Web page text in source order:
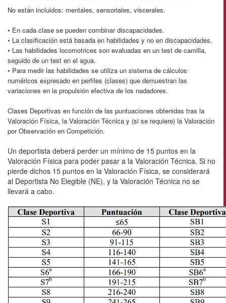
No están incluidos: mentales, sensoriales, viscerales.
• En cada clase se pueden combinar discapacidades.
• La clasificación está basada en habilidades y no en discapacidades.
• Las habilidades locomotrices son evaluadas en un test de camilla,
seguido de un test en el agua.
• Para medir las habilidades se utiliza un sistema de cálculos
numéricos expresado en perfiles (clases) que demuestran las
variaciones en la propulsión efectiva de los nadadores.
Clases Deportivas en función de las puntuaciones obtenidas tras la
Valoración Física, la Valoración Técnica y (si se requiere) la Valoración
por Observación en Competición.
Un deportista deberá perder un mínimo de 15 puntos en la
Valoración Física para poder pasar a la Valoración Técnica. Si no
pierde dichos 15 puntos en la Valoración Física, se considerará
al Deportista No Elegible (NE), y la Valoración Técnica no se
llevará a cabo.